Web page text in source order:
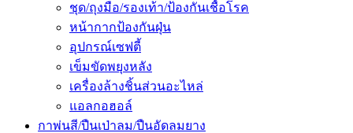
ชุด/ถุงมือ/รองเท้า/ป้องกันเชื้อโรค
หน้ากากป้องกันฝุ่น
อุปกรณ์เซฟตี้
เข็มขัดพยุงหลัง
เครื่องล้างชิ้นส่วนอะไหล่
แอลกอฮอล์
กาพ่นสี/ปืนเป่าลม/ปืนอัดลมยาง